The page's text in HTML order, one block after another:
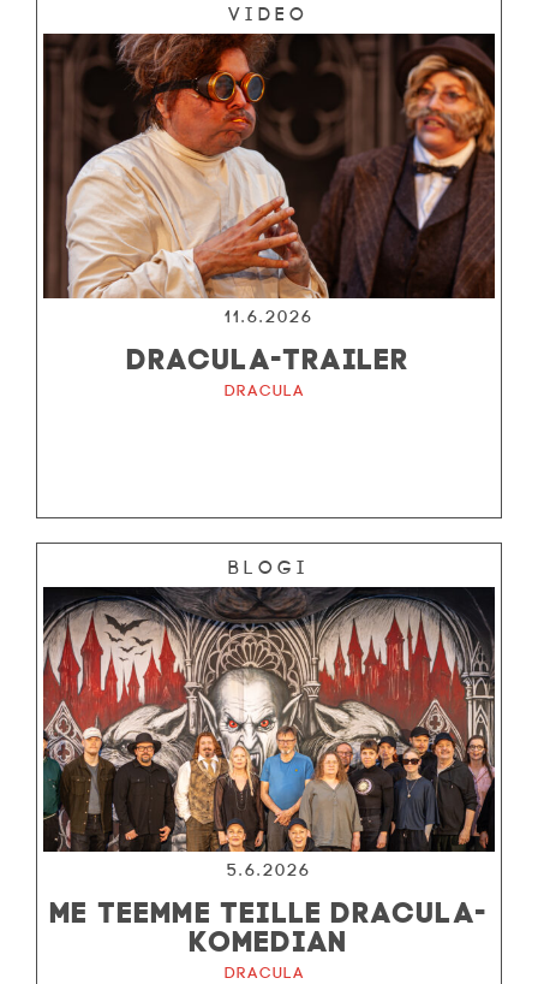
Video
11.6.2026
DRACULA-TRAILER
Dracula
Blogi
5.6.2026
ME TEEMME TEILLE DRACULA-
KOMEDIAN
Dracula